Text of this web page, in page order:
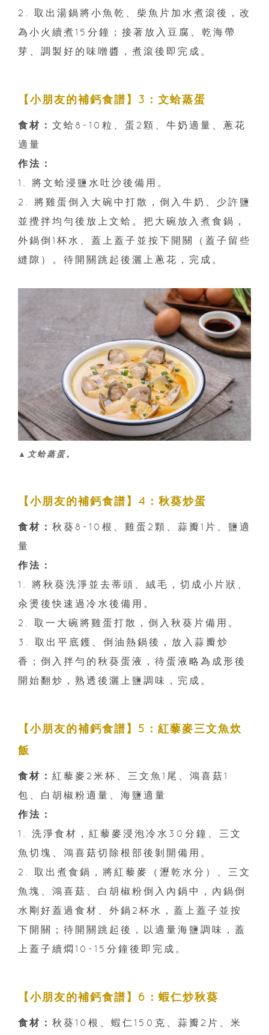
2. 取出湯鍋將小魚乾、柴魚片加水煮滾後，改
為小火續煮15分鐘；接著放入豆腐、乾海帶
芽、調製好的味噌醬，煮滾後即完成。
【小朋友的補鈣食譜】3：文蛤蒸蛋
食材： 文蛤8-10粒、蛋2顆、牛奶適量、蔥花
適量
作法：
1. 將文蛤浸鹽水吐沙後備用。
2. 將雞蛋倒入大碗中打散，倒入牛奶、少許鹽
並攪拌均勻後放上文蛤。把大碗放入煮食鍋，
外鍋倒1杯水、蓋上蓋子並按下開關（蓋子留些
縫隙）。待開關跳起後灑上蔥花，完成。
▲文蛤蒸蛋。
【小朋友的補鈣食譜】4：秋葵炒蛋
食材： 秋葵8-10根、雞蛋2顆、蒜瓣1片、鹽適
量
作法：
1. 將秋葵洗淨並去蒂頭、絨毛，切成小片狀、
汆燙後快速過冷水後備用。
2. 取一大碗將雞蛋打散，倒入秋葵片備用。
3. 取出平底鑊、倒油熱鍋後，放入蒜瓣炒
香；倒入拌勻的秋葵蛋液，待蛋液略為成形後
開始翻炒，熟透後灑上鹽調味，完成。
【小朋友的補鈣食譜】5：紅藜麥三文魚炊
飯
食材： 紅藜麥2米杯、三文魚1尾、鴻喜菇1
包、白胡椒粉適量、海鹽適量
作法：
1. 洗淨食材，紅藜麥浸泡冷水30分鐘、三文
魚切塊、鴻喜菇切除根部後剝開備用。
2. 取出煮食鍋，將紅藜麥（瀝乾水分）、三文
魚塊、鴻喜菇、白胡椒粉倒入內鍋中，內鍋倒
水剛好蓋過食材、外鍋2杯水，蓋上蓋子並按
下開關；待開關跳起後，以適量海鹽調味，蓋
上蓋子續燜10-15分鐘後即完成。
【小朋友的補鈣食譜】6：蝦仁炒秋葵
食材： 秋葵10根、蝦仁150克、蒜瓣2片、米